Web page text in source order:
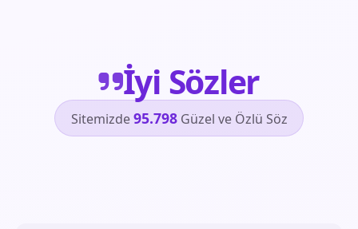
İyi Sözler
Sitemizde95.798Güzel ve Özlü Söz